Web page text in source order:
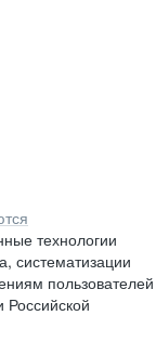
технологии
систематизации
пользователей